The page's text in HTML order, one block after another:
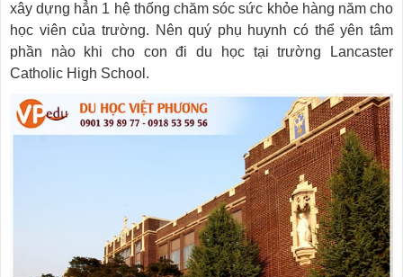
xây dựng hẳn 1 hệ thống chăm sóc sức khỏe hàng năm cho
học viên của trường. Nên quý phụ huynh có thể yên tâm
phần nào khi cho con đi du học tại trường Lancaster
Catholic High School.